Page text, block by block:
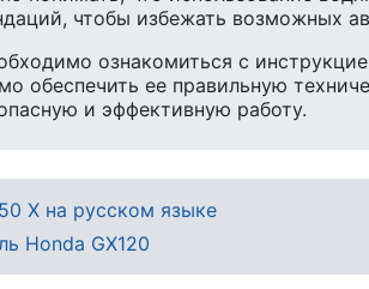
чтобы избежать возможных
ознакомиться с
обеспечить ее правильную
и эффективную работу.
X на русском языке
Honda GX120